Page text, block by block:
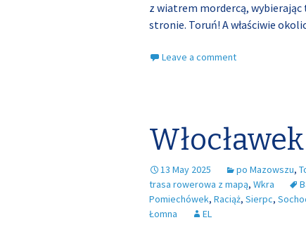
z wiatrem mordercą,
stronie. Toruń! A właściwie
Leave a comment
Włocławek
13 May 2025 po Mazowszu,
trasa rowerowa z mapą, Wkra
Pomiechówek, Raciąż, Sierpc,
Łomna
EL